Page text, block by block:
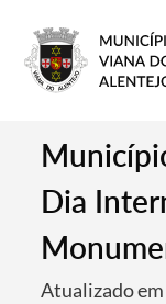
Dia
Atualizado